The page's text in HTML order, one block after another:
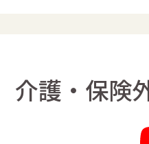
介護・保険